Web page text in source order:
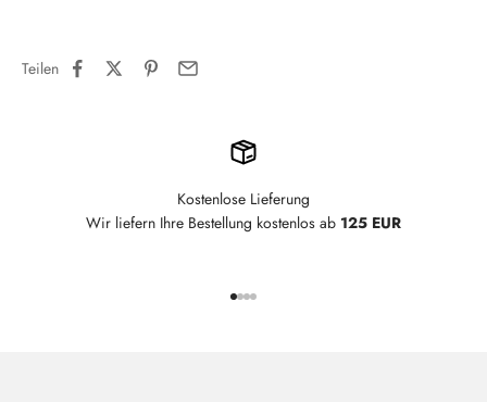
Teilen
Kostenlose Lieferung
Wir liefern Ihre Bestellung kostenlos ab 125 EUR